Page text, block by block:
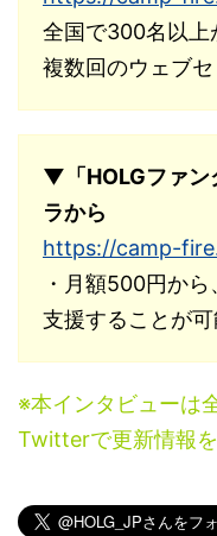
全国で300名以上
複数回のウェブ
▼「HOLGファン
ラから
https://camp-
・月額500円か
支援することが
※本インタビューは
Twitterで更新情報を